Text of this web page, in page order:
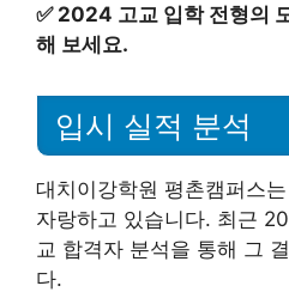
✅ 2024 고교 입학 전형의
해 보세요.
입시 실적 분석
대치이강학원 평촌캠퍼스
자랑하고 있습니다. 최근
교 합격자 분석을 통해 그
다.